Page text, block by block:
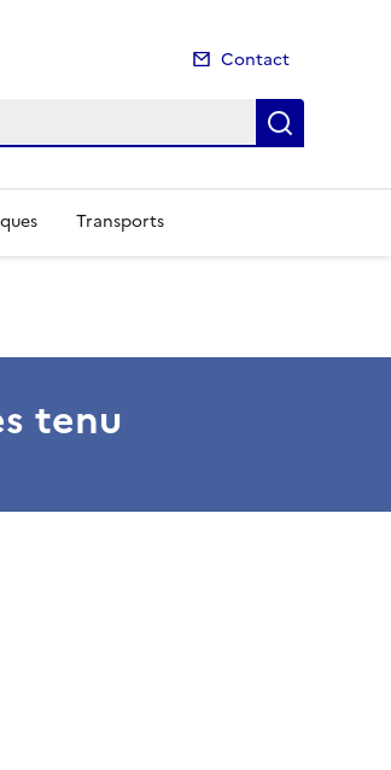
Contact
Transports
tenu